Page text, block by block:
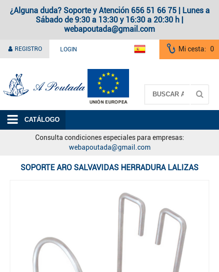
¿Alguna duda? Soporte y Atención 656 51 66 75 | Lunes a
Sábado de 9:30 a 13:30 y 16:30 a 20:30 h |
webapoutada@gmail.com
REGISTRO LOGIN Mi cesta: 0
CATÁLOGO
Consulta condiciones especiales para empresas:
webapoutada@gmail.com
SOPORTE ARO SALVAVIDAS HERRADURA LALIZAS